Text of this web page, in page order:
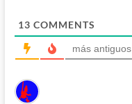
13 COMMENTS
más antiguos